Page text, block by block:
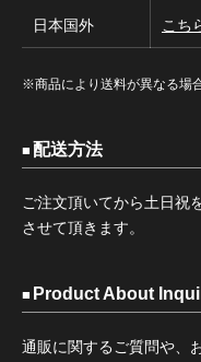
日本国外 こち
※商品により送料が異なる場
配送方法
ご注文頂いてから土日祝
させて頂きます。
Product About
通販に関するご質問や、